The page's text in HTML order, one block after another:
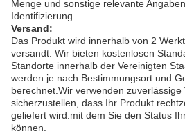
Menge und sonstige relevante
Identifizierung.
Versand:
Das Produkt wird innerhalb von 2
versandt. Wir bieten kostenlosen
Standorte innerhalb der Vereinigten
werden je nach Bestimmungsort und
berechnet.Wir verwenden zuverlässige
sicherzustellen, dass Ihr Produkt
geliefert wird.mit dem Sie den Status
können.